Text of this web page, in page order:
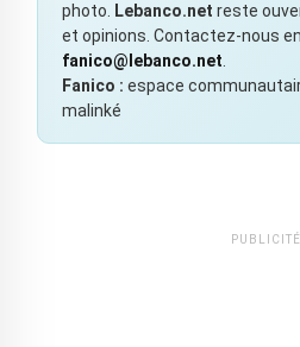
photo.
Lebanco.net reste
et opinions. Contactez-nous
fanico@lebanco.net
Fanico : espace
malinké
PUBLICITÉ